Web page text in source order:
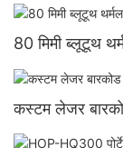
80 मिमी ब्लूटूथ
कस्टम लेजर